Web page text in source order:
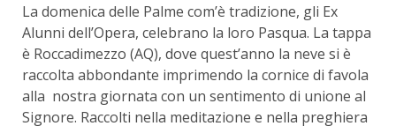
La domenica delle Palme com’è tradizione, gli Ex
Alunni dell’Opera, celebrano la loro Pasqua. La tappa
è Roccadimezzo (AQ), dove quest’anno la neve si è
raccolta abbondante imprimendo la cornice di favola
alla nostra giornata con un sentimento di unione al
Signore. Raccolti nella meditazione e nella preghiera